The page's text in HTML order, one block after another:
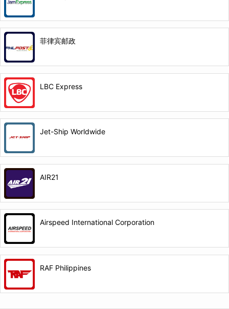
菲律宾邮政
LBC Express
Jet-Ship Worldwide
AIR21
Airspeed International Corporation
RAF Philippines